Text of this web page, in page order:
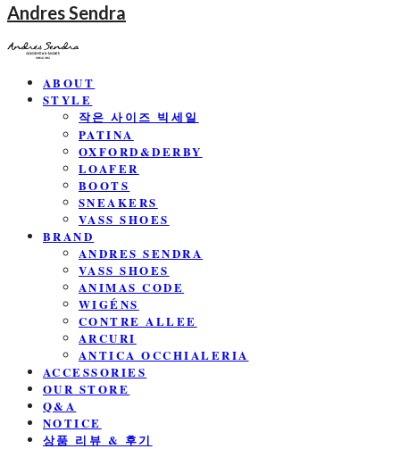
Andres Sendra
ABOUT
STYLE
작은 사이즈 빅세일
PATINA
OXFORD&DERBY
LOAFER
BOOTS
SNEAKERS
VASS SHOES
BRAND
ANDRES SENDRA
VASS SHOES
ANIMAS CODE
WIGÉNS
CONTRE ALLEE
ARCURI
ANTICA OCCHIALERIA
ACCESSORIES
OUR STORE
Q&A
NOTICE
상품 리뷰 & 후기